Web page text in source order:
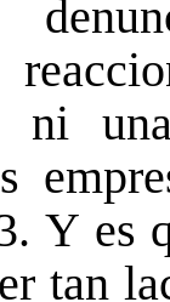
ni
Y es
tan